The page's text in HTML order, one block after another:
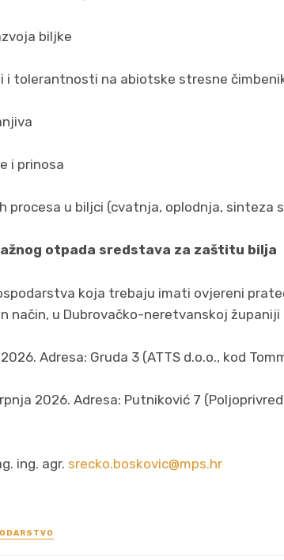
biljke
i tolerantnosti na abiotske stresne
i prinosa
procesa u biljci (cvatnja, oplodnja, sinteza
otpada sredstava za zaštitu bilja
koja trebaju imati ovjereni
način, u Dubrovačko-neretvanskoj
Adresa: Gruda 3 (ATTS d.o.o., kod
2026. Adresa: Putniković 7
ing. agr. srecko.boskovic@mps.hr